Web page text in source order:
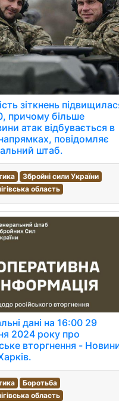
зіткнень
причому більше
атак відбувається в
повідомляє
штаб.
Збройні сили України
область
дані на 16:00 29
2024 року про
вторгнення -
Боротьба
область